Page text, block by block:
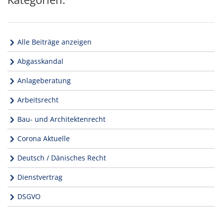
Alle Beiträge anzeigen
Abgasskandal
Anlageberatung
Arbeitsrecht
Bau- und Architektenrecht
Corona Aktuelle
Deutsch / Dänisches Recht
Dienstvertrag
DSGVO